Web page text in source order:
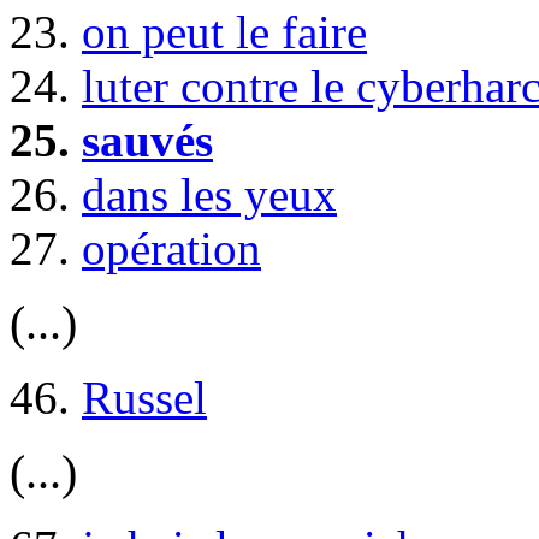
23. on peut le faire
24. luter contre le
25. sauvés
26. dans les yeux
27. opération
(...)
46. Russel
(...)